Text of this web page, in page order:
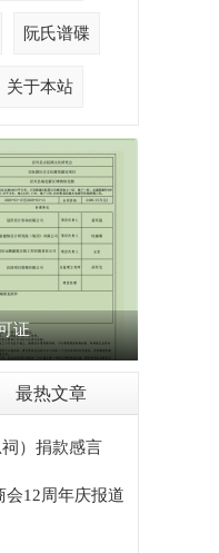
阮氏谱碟
关于本站
证
最热文章
）捐款感言
会12周年庆报道